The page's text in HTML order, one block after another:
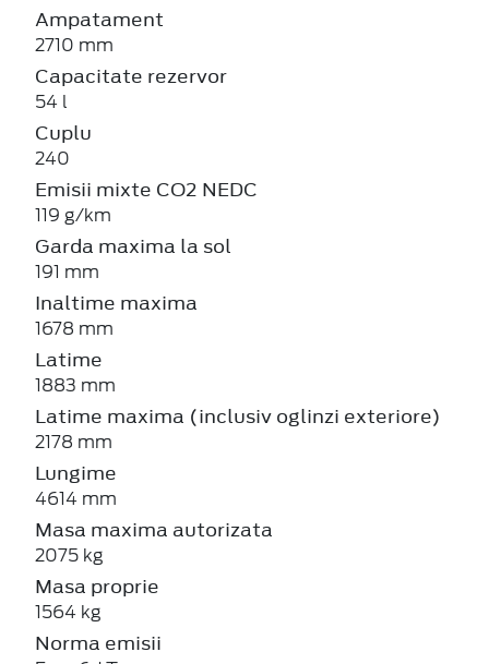
Ampatament
2710 mm
Capacitate rezervor
54 l
Cuplu
240
Emisii mixte CO2 NEDC
119 g/km
Garda maxima la sol
191 mm
Inaltime maxima
1678 mm
Latime
1883 mm
Latime maxima (inclusiv oglinzi exteriore)
2178 mm
Lungime
4614 mm
Masa maxima autorizata
2075 kg
Masa proprie
1564 kg
Norma emisii